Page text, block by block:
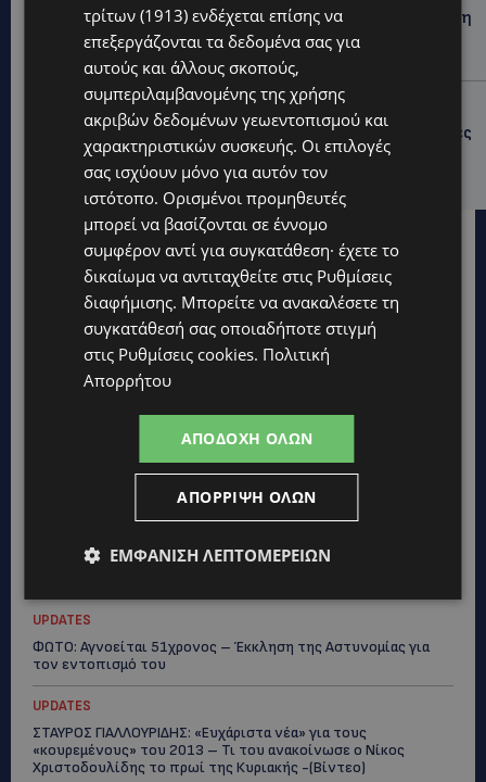
ΦΕΙΔΙΑΣ ΠΑΝΑΓΙΩΤΟΥ: Η εμφάνισή του στην εκδήλωση
για Ισαάκ και Σολωμού προκάλεσε αντιδράσεις –
«Ασέβεια προς τους νεκρούς»-(Φώτο)
UPDATES
ΔΗΜΟΣ ΛΑΤΣΙΩΝ – ΓΕΡΙΟΥ: Πάνω από 8.000 υπογραφές
κατά των Δομών Ανηλίκων – Ζητούν γραπτή
δέσμευση από το Κράτος
Topics
UPDATES
ΦΩΤΟ: Αγνοείται 51χρονος – Έκκληση της Αστυνομίας για
τον εντοπισμό του
UPDATES
ΣΤΑΥΡΟΣ ΓΙΑΛΛΟΥΡΙΔΗΣ: «Ευχάριστα νέα» για τους
«κουρεμένους» του 2013 – Τι του ανακοίνωσε ο Νίκος
Χριστοδουλίδης το πρωί της Κυριακής -(Βίντεο)
τρίτων (1913) ενδέχεται επίσης να
επεξεργάζονται τα δεδομένα σας για
αυτούς και άλλους σκοπούς,
συμπεριλαμβανομένης της χρήσης
ακριβών δεδομένων γεωεντοπισμού και
χαρακτηριστικών συσκευής. Οι επιλογές
σας ισχύουν μόνο για αυτόν τον
ιστότοπο. Ορισμένοι προμηθευτές
μπορεί να βασίζονται σε έννομο
συμφέρον αντί για συγκατάθεση· έχετε το
δικαίωμα να αντιταχθείτε στις Ρυθμίσεις
διαφήμισης. Μπορείτε να ανακαλέσετε τη
συγκατάθεσή σας οποιαδήποτε στιγμή
στις Ρυθμίσεις cookies. Πολιτική
Απορρήτου
ΑΠΟΔΟΧΉ ΌΛΩΝ
ΑΠΌΡΡΙΨΗ ΌΛΩΝ
ΕΜΦΆΝΙΣΗ ΛΕΠΤΟΜΕΡΕΙΏΝ